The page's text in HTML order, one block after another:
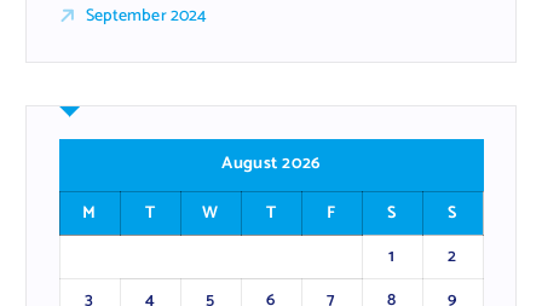
September 2024
August 2026
M
T W T F S
S
1
2
3
4 5 6 7 8
9